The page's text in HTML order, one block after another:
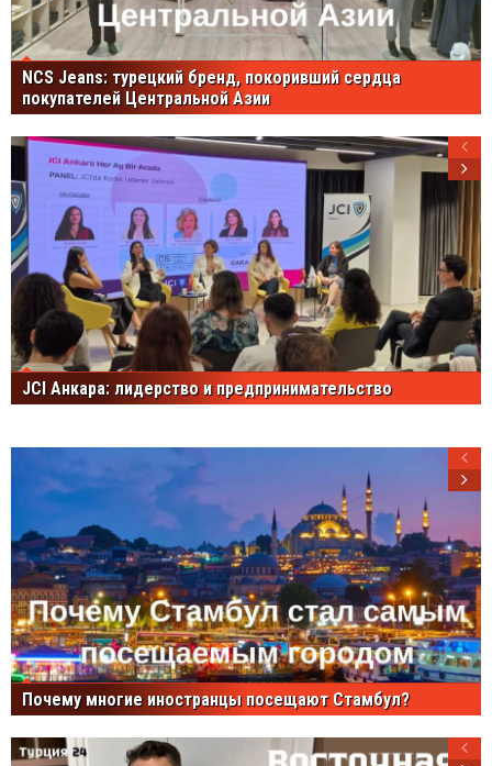
NCS Jeans: турецкий бренд, покоривший сердца
покупателей Центральной Азии
JCI Анкара: лидерство и предпринимательство
Почему многие иностранцы посещают Стамбул?